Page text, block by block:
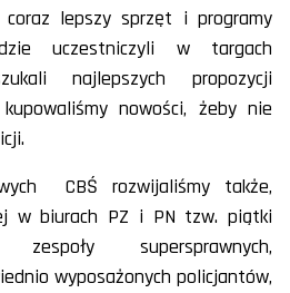
coraz lepszy sprzęt i programy
uczestniczyli w targach
najlepszych propozycji
nowości, żeby nie
CBŚ rozwijaliśmy także,
w biurach PZ i PN tzw. piątki
supersprawnych,
wyposażonych policjantów,